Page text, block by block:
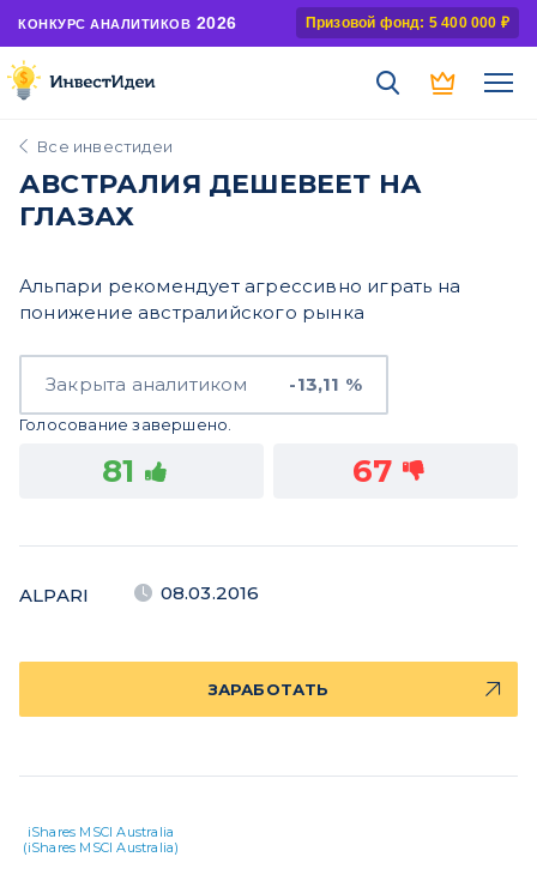
КОНКУРС АНАЛИТИКОВ 2026 Призовой фонд: 5 400 000 ₽
Все инвестидеи
АВСТРАЛИЯ ДЕШЕВЕЕТ НА
ГЛАЗАХ
Альпари рекомендует агрессивно играть на
понижение австралийского рынка
Закрыта аналитиком -13,11 %
Голосование завершено.
81 67
ALPARI 08.03.2016
ЗАРАБОТАТЬ
iShares MSCI Australia
(iShares MSCI Australia)